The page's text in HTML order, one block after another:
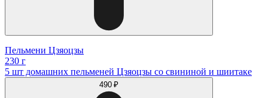
Пельмени Цзяоцзы
230 г
5 шт домашних пельменей Цзяоцзы со свининой и шиитаке
490 ₽